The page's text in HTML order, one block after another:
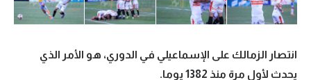
انتصار الزمالك على الإسماعيلي في الدوري، هو الأمر الذي
يحدث لأول مرة منذ 1382 يوما.